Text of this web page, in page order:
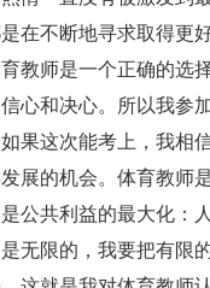
在不断地寻求取得更
教师是一个正确的选
心和决心。所以我参
果这次能考上，我相
展的机会。体育教师
公共利益的最大化：
无限的，我要把有限